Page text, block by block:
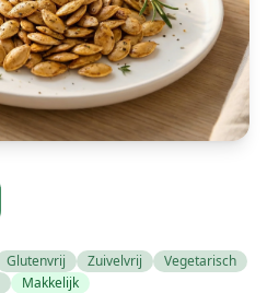
Glutenvrij Zuivelvrij
Vegetarisch
Makkelijk